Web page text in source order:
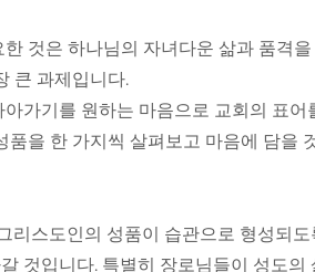
것은 하나님의 자녀다운 삶과 품격
큰 과제입니다.
가기를 원하는 마음으로 교회의 표
을 한 가지씩 살펴보고 마음에 담을
리스도인의 성품이 습관으로 형성되
것입니다. 특별히 장로님들이 성도